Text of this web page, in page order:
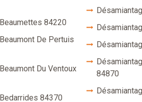
84220
De Pertuis
Du Ventoux
84370
84870